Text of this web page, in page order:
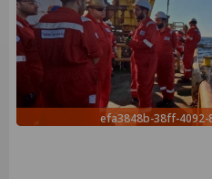
efa3848b-38ff-